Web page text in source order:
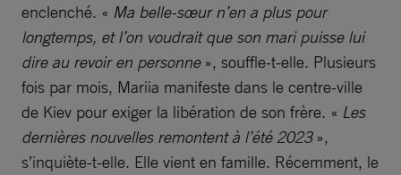
enclenché. « Ma belle-sœur n’en a plus pour
longtemps, et l’on voudrait que son mari puisse lui
dire au revoir en personne », souffle-t-elle. Plusieurs
fois par mois, Mariia manifeste dans le centre-ville
de Kiev pour exiger la libération de son frère. « Les
dernières nouvelles remontent à l’été 2023 »,
s’inquiète-t-elle. Elle vient en famille. Récemment, le